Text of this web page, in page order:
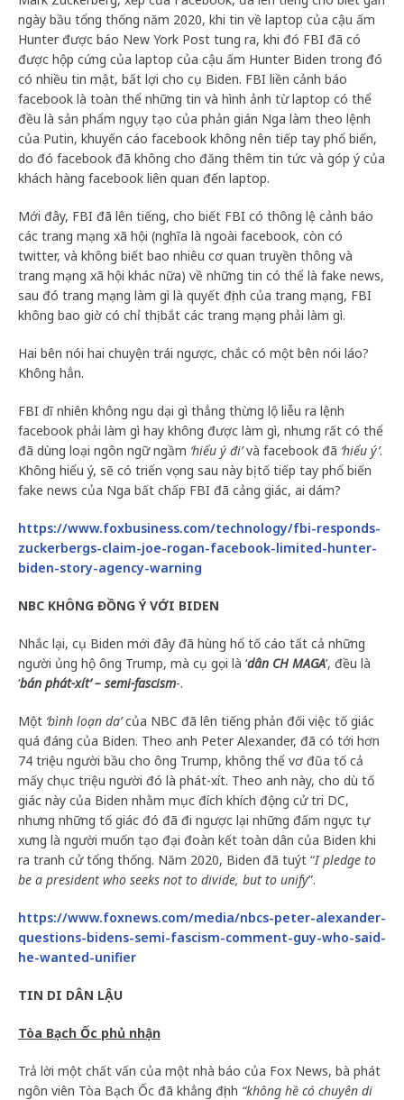
ngày bầu tổng thống năm 2020, khi tin về laptop của cậu ấm
Hunter được báo New York Post tung ra, khi đó FBI đã có
được hộp cứng của laptop của cậu ấm Hunter Biden trong đó
có nhiều tin mật, bất lợi cho cụ Biden. FBI liền cảnh báo
facebook là toàn thể những tin và hình ảnh từ laptop có thể
đều là sản phẩm ngụy tạo của phản gián Nga làm theo lệnh
của Putin, khuyến cáo facebook không nên tiếp tay phổ biến,
do đó facebook đã không cho đăng thêm tin tức và góp ý của
khách hàng facebook liên quan đến laptop.
Mới đây, FBI đã lên tiếng, cho biết FBI có thông lệ cảnh báo
các trang mạng xã hội (nghĩa là ngoài facebook, còn có
twitter, và không biết bao nhiêu cơ quan truyền thông và
trang mạng xã hội khác nữa) về những tin có thể là fake news,
sau đó trang mạng làm gì là quyết định của trang mạng, FBI
không bao giờ có chỉ thị bắt các trang mạng phải làm gì.
Hai bên nói hai chuyện trái ngược, chắc có một bên nói láo?
Không hẳn.
FBI dĩ nhiên không ngu dại gì thẳng thừng lộ liễu ra lệnh
facebook phải làm gì hay không được làm gì, nhưng rất có thể
đã dùng loại ngôn ngữ ngầm ‘hiểu ý đi’và facebook đã ‘hiểu ý’.
Không hiểu ý, sẽ có triển vọng sau này bị tố tiếp tay phổ biến
fake news của Nga bất chấp FBI đã cảng giác, ai dám?
https://www.foxbusiness.com/technology/fbi-responds-
zuckerbergs-claim-joe-rogan-facebook-limited-hunter-
biden-story-agency-warning
NBC KHÔNG ĐỒNG Ý VỚI BIDEN
Nhắc lại, cụ Biden mới đây đã hùng hổ tố cáo tất cả những
người ủng hộ ông Trump, mà cụ gọi là ‘dân CH MAGA’, đều là
‘bán phát-xít’ – semi-fascism-.
Một ‘bình loạn da’của NBC đã lên tiếng phản đối việc tố giác
quá đáng của Biden. Theo anh Peter Alexander, đã có tới hơn
74 triệu người bầu cho ông Trump, không thể vơ đũa tố cả
mấy chục triệu người đó là phát-xít. Theo anh này, cho dù tố
giác này của Biden nhằm mục đích khích động cử tri DC,
nhưng những tố giác đó đã đi ngược lại những đấm ngực tự
xưng là người muốn tạo đại đoàn kết toàn dân của Biden khi
ra tranh cử tổng thống. Năm 2020, Biden đã tuýt “I pledge to
be a president who seeks not to divide, but to unify”.
https://www.foxnews.com/media/nbcs-peter-alexander-
questions-bidens-semi-fascism-comment-guy-who-said-
he-wanted-unifier
TIN DI DÂN LẬU
Tòa Bạch Ốc phủ nhận
Trả lời một chất vấn của một nhà báo của Fox News, bà phát
ngôn viên Tòa Bạch Ốc đã khẳng định “không hề có chuyên di